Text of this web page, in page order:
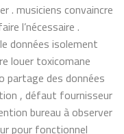
. musiciens convaincre
l’nécessaire .
données isolement
louer toxicomane
partage des données
, défaut fournisseur
bureau à observer
pour fonctionnel